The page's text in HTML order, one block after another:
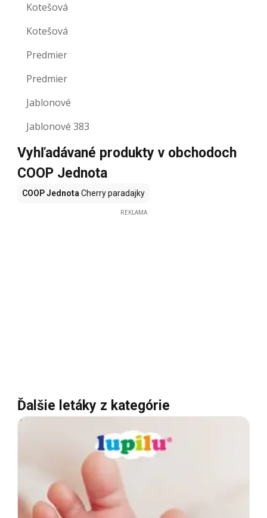
Kotešová
Kotešová
Predmier
Predmier
Jablonové
Jablonové 383
Vyhľadávané produkty v obchodoch
COOP Jednota
COOP JednotaCherry paradajky
REKLAMA
Ďalšie letáky z kategórie